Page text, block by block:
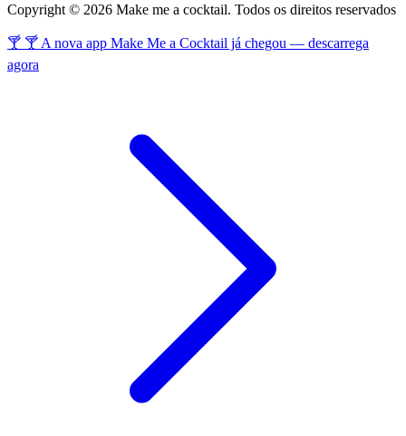
Copyright © 2026 Make me a cocktail. Todos os direitos reservados
🍸 🍸 A nova app Make Me a Cocktail já chegou — descarrega
agora